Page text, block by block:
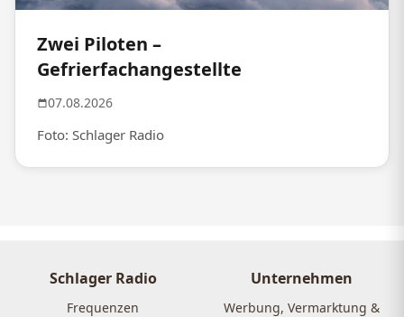
Zwei Piloten –
Gefrierfachangestellte
07.08.2026
Foto: Schlager Radio
Schlager Radio
Frequenzen
Unternehmen
Werbung, Vermarktung &